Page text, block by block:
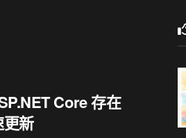
Core 存在
新